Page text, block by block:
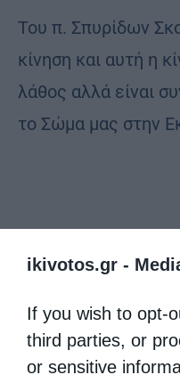
ikivotos.gr -
If you wish to opt-
third parties, or
or sensitive
Toυ π. Σπυρίδων
κίνηση και αυτή η
λάθος αλλά είναι
το Σώμα μας στην